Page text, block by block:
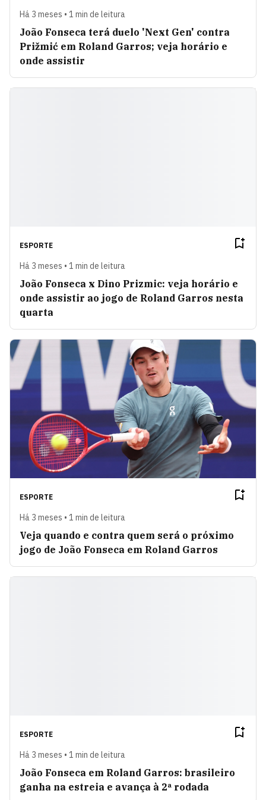
Há 3 meses • 1 min de leitura
João Fonseca terá duelo 'Next Gen' contra
Prižmić em Roland Garros; veja horário e
onde assistir
ESPORTE
Há 3 meses • 1 min de leitura
João Fonseca x Dino Prizmic: veja horário e
onde assistir ao jogo de Roland Garros nesta
quarta
ESPORTE
Há 3 meses • 1 min de leitura
Veja quando e contra quem será o próximo
jogo de João Fonseca em Roland Garros
ESPORTE
Há 3 meses • 1 min de leitura
João Fonseca em Roland Garros: brasileiro
ganha na estreia e avança à 2ª rodada